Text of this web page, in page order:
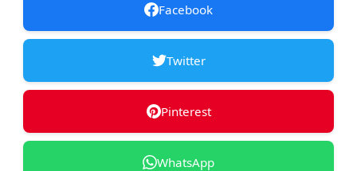
Facebook
Twitter
Pinterest
WhatsApp